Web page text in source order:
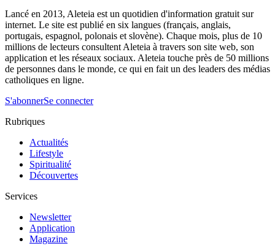
Lancé en 2013, Aleteia est un quotidien d'information gratuit sur
internet. Le site est publié en six langues (français, anglais,
portugais, espagnol, polonais et slovène). Chaque mois, plus de 10
millions de lecteurs consultent Aleteia à travers son site web, son
application et les réseaux sociaux. Aleteia touche près de 50 millions
de personnes dans le monde, ce qui en fait un des leaders des médias
catholiques en ligne.
S'abonnerSe connecter
Rubriques
Actualités
Lifestyle
Spiritualité
Découvertes
Services
Newsletter
Application
Magazine